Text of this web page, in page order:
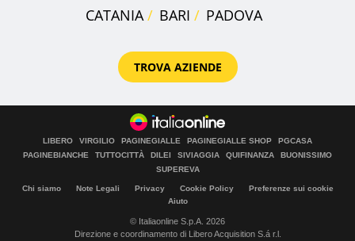
CATANIA
BARI PADOVA
TROVA AZIENDE
LIBERO VIRGILIO PAGINEGIALLE PAGINEGIALLE SHOP
PGCASA
PAGINEBIANCHE
TUTTOCITTÀ DILEI SIVIAGGIA QUIFINANZA
BUONISSIMO
SUPEREVA
Chi siamo Note Legali Privacy Cookie Policy
Preferenze sui cookie
Aiuto
© Italiaonline S.p.A. 2026
Direzione e coordinamento di Libero Acquisition S.á r.l.